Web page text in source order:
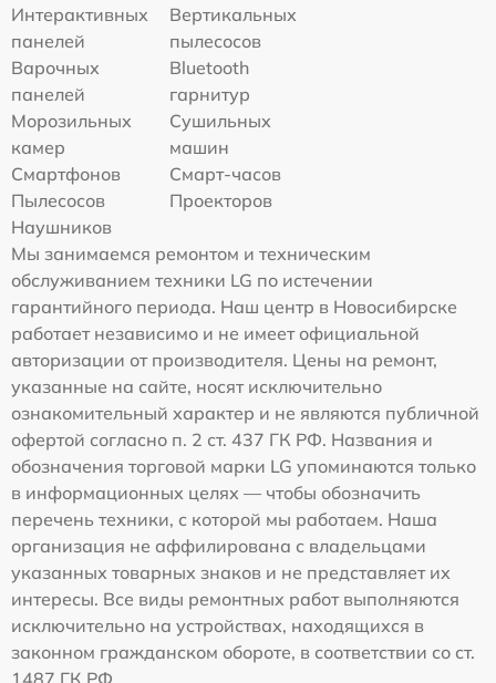
Интерактивных
панелей
Вертикальных
пылесосов
Варочных
панелей
Bluetooth
гарнитур
Морозильных
камер
Сушильных
машин
Смартфонов
Смарт-часов
Пылесосов
Проекторов
Наушников
Мы занимаемся ремонтом и техническим
обслуживанием техники LG по истечении
гарантийного периода. Наш центр в Новосибирске
работает независимо и не имеет официальной
авторизации от производителя. Цены на ремонт,
указанные на сайте, носят исключительно
ознакомительный характер и не являются публичной
офертой согласно п. 2 ст. 437 ГК РФ. Названия и
обозначения торговой марки LG упоминаются только
в информационных целях — чтобы обозначить
перечень техники, с которой мы работаем. Наша
организация не аффилирована с владельцами
указанных товарных знаков и не представляет их
интересы. Все виды ремонтных работ выполняются
исключительно на устройствах, находящихся в
законном гражданском обороте, в соответствии со ст.
1487 ГК РФ.